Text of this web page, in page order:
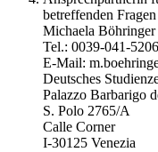
betreffenden
Michaela Böhringer
Tel.: 0039-041-
E-Mail:
Deutsches
Palazzo Barbarigo
S. Polo 2765/A
Calle Corner
I-30125 Venezia